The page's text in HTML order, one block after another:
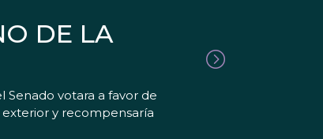
DE LA
Senado votara a favor de
exterior y recompensaría